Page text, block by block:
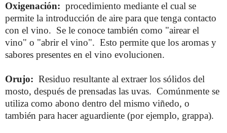
Oxigenación: procedimiento mediante el cual se
permite la introducción de aire para que tenga contacto
con el vino. Se le conoce también como "airear el
vino" o "abrir el vino". Esto permite que los aromas y
sabores presentes en el vino evolucionen.
Orujo: Residuo resultante al extraer los sólidos del
mosto, después de prensadas las uvas. Comúnmente se
utiliza como abono dentro del mismo viñedo, o
también para hacer aguardiente (por ejemplo, grappa).